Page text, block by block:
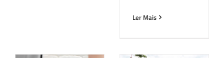
Ler Mais